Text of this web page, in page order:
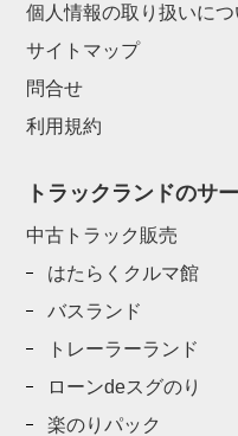
個人情報の取り扱いにつ
サイトマップ
問合せ
利用規約
トラックランドのサ
中古トラック販売
はたらくクルマ館
バスランド
トレーラーランド
ローンdeスグのり
楽のりパック